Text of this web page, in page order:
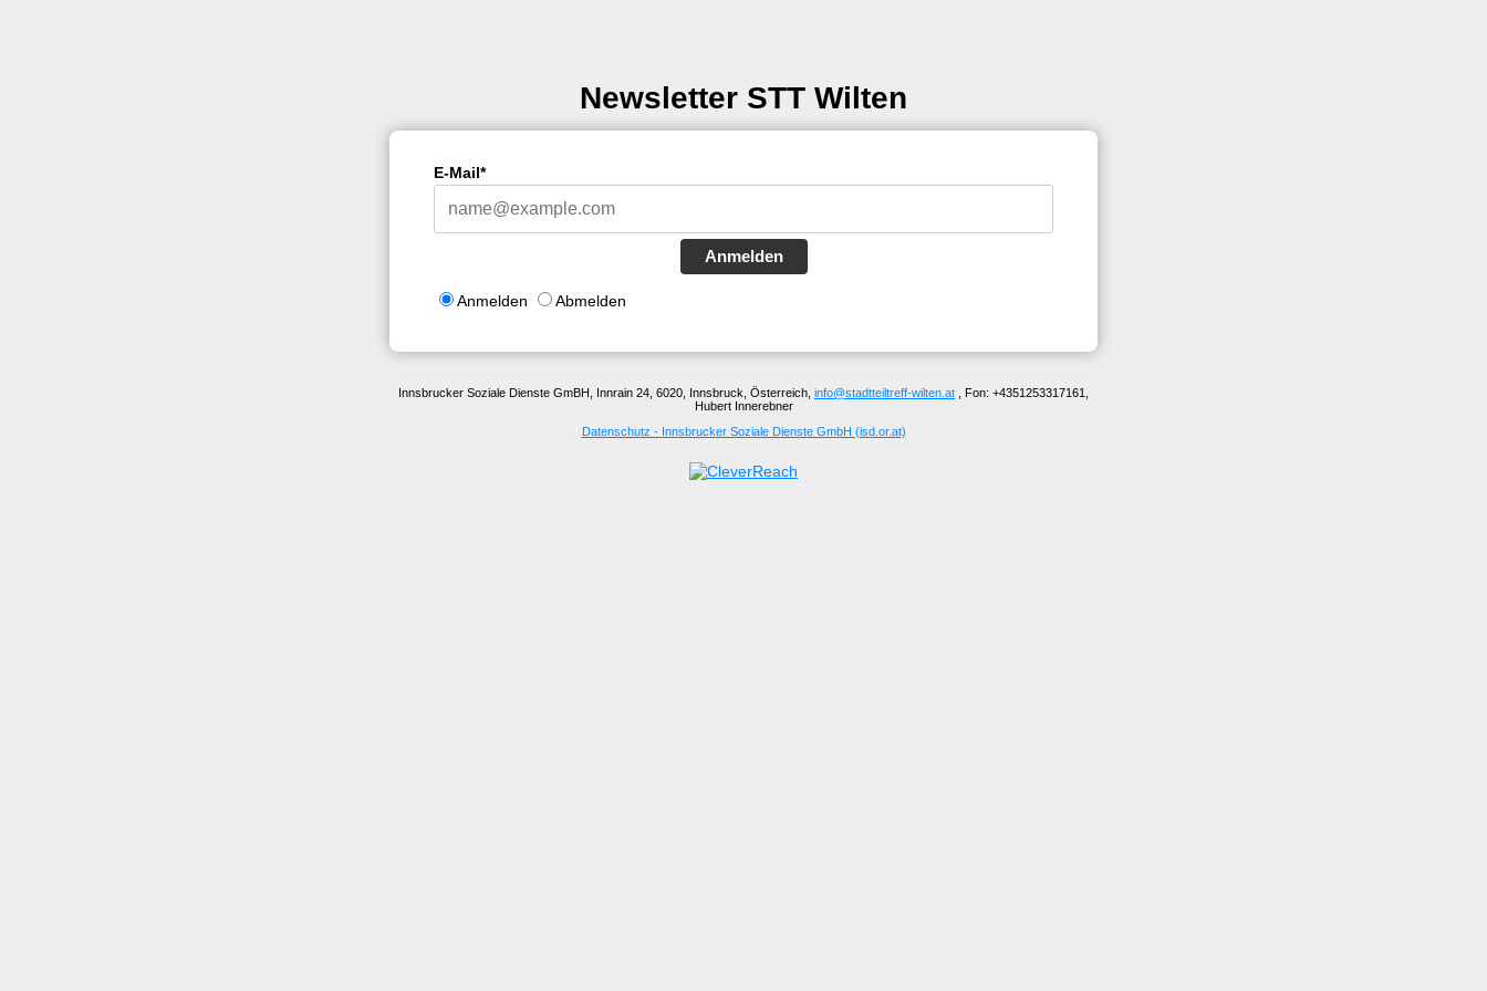
Newsletter STT Wilten
E-Mail*
Anmelden
Anmelden Abmelden
Innsbrucker Soziale Dienste GmBH, Innrain 24, 6020, Innsbruck, Österreich, info@stadtteiltreff-wilten.at , Fon: +4351253317161,
Hubert Innerebner
Datenschutz - Innsbrucker Soziale Dienste GmbH (isd.or.at)